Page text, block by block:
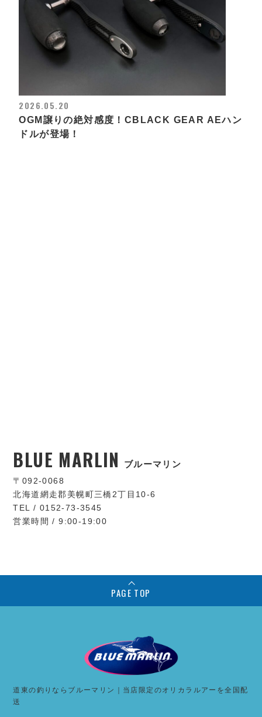
2026.05.20
OGM譲りの絶対感度！CBLACK GEAR AEハン
ドルが登場！
BLUE MARLIN ブルーマリン
〒092-0068
北海道網走郡美幌町三橋2丁目10-6
TEL / 0152-73-3545
営業時間 / 9:00-19:00
PAGE TOP
道東の釣りならブルーマリン｜当店限定のオリカラルアーを全国配
送